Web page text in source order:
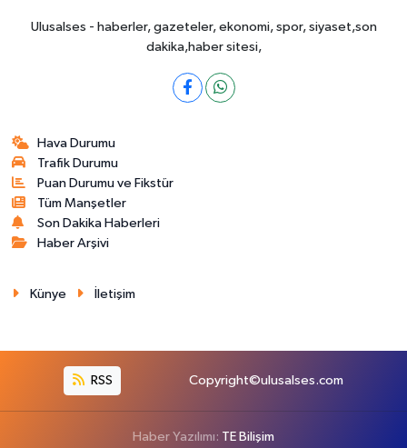
Ulusalses - haberler, gazeteler, ekonomi, spor, siyaset,son
dakika,haber sitesi,
Hava Durumu
Trafik Durumu
Puan Durumu ve Fikstür
Tüm Manşetler
Son Dakika Haberleri
Haber Arşivi
Künye İletişim
RSS Copyright©ulusalses.com
Haber Yazılımı: TE Bilişim